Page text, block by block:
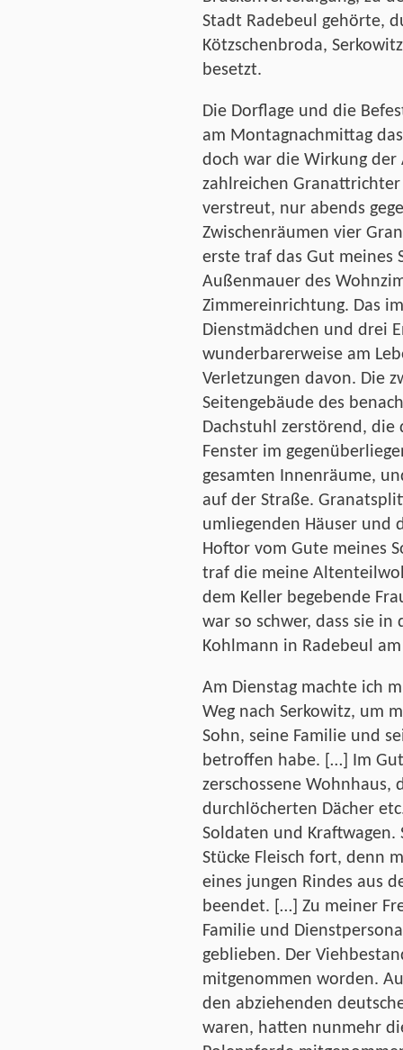
Stadt Radebeul gehörte,
Kötzschenbroda,
besetzt.
Die Dorflage und die
am Montagnachmittag
doch war die Wirkung der
zahlreichen
verstreut, nur abends
Zwischenräumen vier
erste traf das Gut meines
Außenmauer des
Zimmereinrichtung. Das
Dienstmädchen und drei
wunderbarerweise am
Verletzungen davon. Die
Seitengebäude des
Dachstuhl zerstörend,
Fenster im
gesamten Innenräume,
auf der Straße.
umliegenden Häuser und
Hoftor vom Gute meines
traf die meine
dem Keller begebende
war so schwer, dass sie in
Kohlmann in Radebeul
Am Dienstag machte ich
Weg nach Serkowitz, um
Sohn, seine Familie und
betroffen habe. […] Im
zerschossene
durchlöcherten Dächer
Soldaten und
Stücke Fleisch fort, denn
eines jungen Rindes aus
beendet. […] Zu meiner
Familie und
geblieben. Der
mitgenommen worden.
den abziehenden
waren, hatten nunmehr